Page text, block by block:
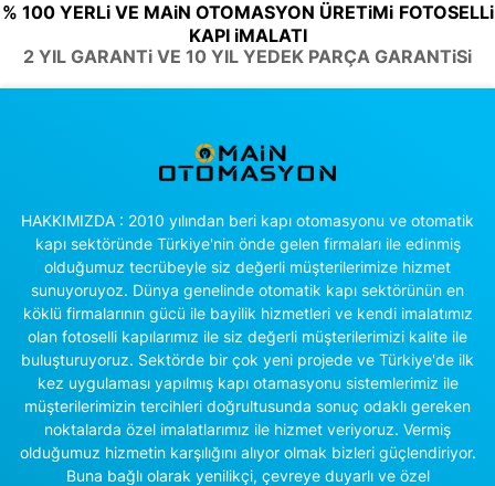
% 100 YERLi VE MAiN OTOMASYON ÜRETiMi FOTOSELLi
KAPI iMALATI
2 YIL GARANTi VE 10 YIL YEDEK PARÇA GARANTiSi
HAKKIMIZDA : 2010 yılından beri kapı otomasyonu ve otomatik
kapı sektöründe Türkiye'nin önde gelen firmaları ile edinmiş
olduğumuz tecrübeyle siz değerli müşterilerimize hizmet
sunuyoruyoz. Dünya genelinde otomatik kapı sektörünün en
köklü firmalarının gücü ile bayilik hizmetleri ve kendi imalatımız
olan fotoselli kapılarımız ile siz değerli müşterilerimizi kalite ile
buluşturuyoruz. Sektörde bir çok yeni projede ve Türkiye'de ilk
kez uygulaması yapılmış kapı otamasyonu sistemlerimiz ile
müşterilerimizin tercihleri doğrultusunda sonuç odaklı gereken
noktalarda özel imalatlarımız ile hizmet veriyoruz. Vermiş
olduğumuz hizmetin karşılığını alıyor olmak bizleri güçlendiriyor.
Buna bağlı olarak yenilikçi, çevreye duyarlı ve özel